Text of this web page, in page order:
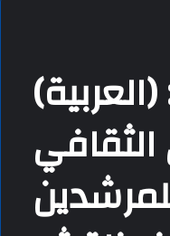
(العربية) د. داليا أمين: